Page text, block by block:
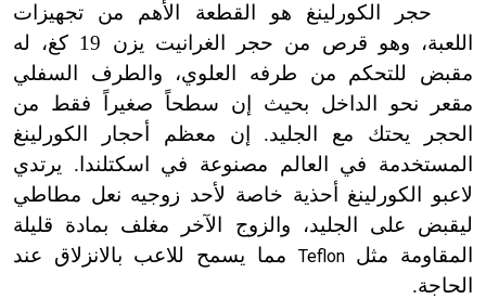
حجر الكورلينغ هو القطعة الأهم من تجهيزات
اللعبة، وهو قرص من حجر الغرانيت يزن 19 كغ، له
مقبض للتحكم من طرفه العلوي، والطرف السفلي
مقعر نحو الداخل بحيث إن سطحاً صغيراً فقط من
الحجر يحتك مع الجليد. إن معظم أحجار الكورلينغ
المستخدمة في العالم مصنوعة في اسكتلندا. يرتدي
لاعبو الكورلينغ أحذية خاصة لأحد زوجيه نعل مطاطي
ليقبض على الجليد، والزوج الآخر مغلف بمادة قليلة
المقاومة مثلTeflon مما يسمح للاعب بالانزلاق عند
الحاجة.